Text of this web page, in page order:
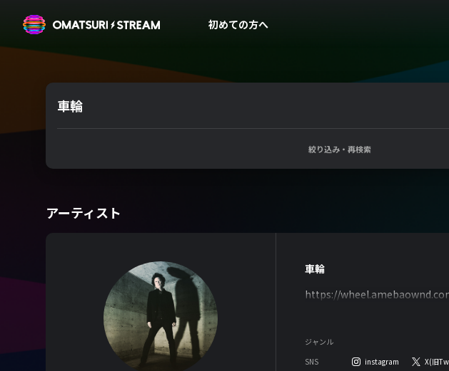
OMATSURI STREAM初めての方へ
車輪
絞り込み・再検索
アーティスト
車輪
https://
ジャンル
SNS
instagram X(旧